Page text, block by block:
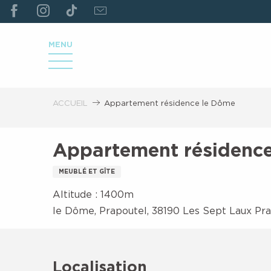
ALLER
AU
PRINCIPAL
Ouverture des télésièges
MENU
ACCUEIL Appartement résidence le Dôme
Appartement
MEUBLÉ ET GÎTE
Altitude : 1400m
le Dôme, Prapoutel, 38190 Les Sept Laux
Localisation